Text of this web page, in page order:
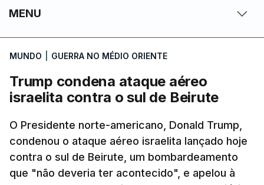
MENU
MUNDO GUERRA NO MÉDIO ORIENTE
Trump condena ataque aéreo
israelita contra o sul de Beirute
O Presidente norte-americano, Donald Trump,
condenou o ataque aéreo israelita lançado hoje
contra o sul de Beirute, um bombardeamento
que "não deveria ter acontecido", e apelou à